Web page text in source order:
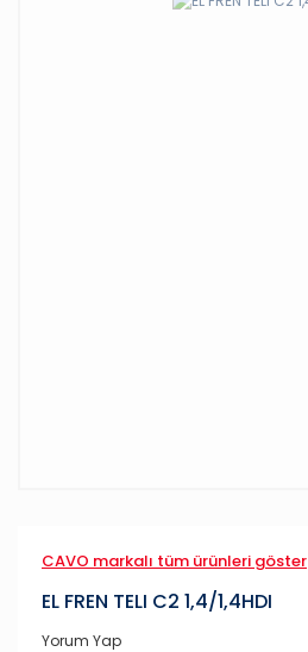
CAVO markalı tüm ürünleri göster
EL FREN TELI C2 1,4/1,4HDI
Yorum Yap